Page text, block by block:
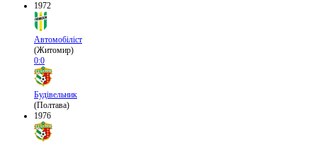
1972
Автомобіліст
(Житомир)
0:0
Будівельник
(Полтава)
1976